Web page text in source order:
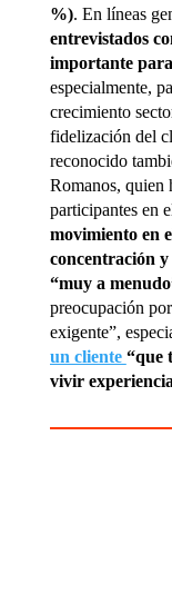
%). En líneas
entrevistados
importante
especialmente,
crecimiento
fidelización del
reconocido
Romanos, quien
participantes en
movimiento en
concentración
“muy a
preocupación
exigente”,
un cliente “que
vivir